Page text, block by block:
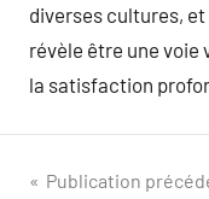
diverses cultures,
révèle être une voie
la satisfaction
Navigation
Publication